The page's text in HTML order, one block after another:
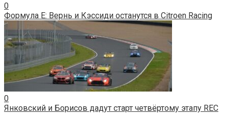
0
Формула Е: Вернь и Кэссиди останутся в Citroen Racing
0
Янковский и Борисов дадут старт четвёртому этапу REC